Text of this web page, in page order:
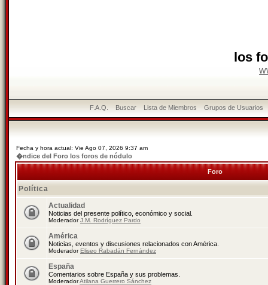
los
F.A.Q. Buscar Lista de Miembros Grupos de Usuarios
Fecha y hora actual: Vie Ago 07, 2026 9:37 am
�ndice del Foro los foros de nódulo
Foro
Política
Actualidad
Noticias del presente político, económico y social.
ModeradorJ.M. Rodríguez Pardo
América
Noticias, eventos y discusiones relacionados con América.
ModeradorEliseo Rabadán Fernández
España
Comentarios sobre España y sus problemas.
ModeradorAtilana Guerrero Sánchez